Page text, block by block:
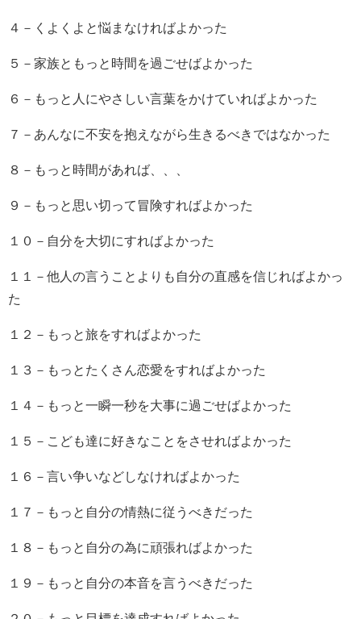
４－くよくよと悩まなければよかった
５－家族ともっと時間を過ごせばよかった
６－もっと人にやさしい言葉をかけていればよかった
７－あんなに不安を抱えながら生きるべきではなかった
８－もっと時間があれば、、、
９－もっと思い切って冒険すればよかった
１０－自分を大切にすればよかった
１１－他人の言うことよりも自分の直感を信じればよかっ
た
１２－もっと旅をすればよかった
１３－もっとたくさん恋愛をすればよかった
１４－もっと一瞬一秒を大事に過ごせばよかった
１５－こども達に好きなことをさせればよかった
１６－言い争いなどしなければよかった
１７－もっと自分の情熱に従うべきだった
１８－もっと自分の為に頑張ればよかった
１９－もっと自分の本音を言うべきだった